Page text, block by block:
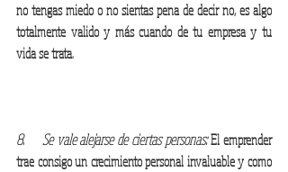
no tengas miedo o no sientas pena de decir no, es algo
totalmente valido y más cuando de tu empresa y tu
vida se trata.
8.     Se vale alejarse de ciertas personas: El emprender
trae consigo un crecimiento personal invaluable y como